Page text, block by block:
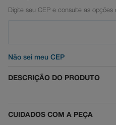
Não sei meu CEP
DESCRIÇÃO DO PRODUTO
CUIDADOS COM A PEÇA